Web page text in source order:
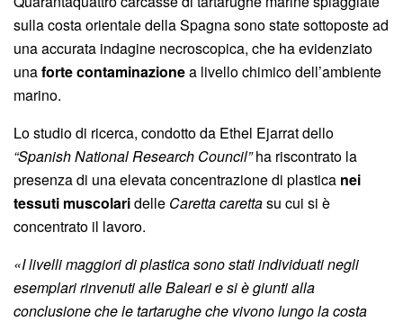
sulla costa orientale della Spagna sono state sottoposte ad
una accurata indagine necroscopica, che ha evidenziato
unaforte contaminazionea livello chimico dell’ambiente
marino.
Lo studio di ricerca, condotto da Ethel Ejarrat dello
“Spanish National Research Council”ha riscontrato la
presenza di una elevata concentrazione di plastica nei
tessuti muscolaridelle Caretta carettasu cui si è
concentrato il lavoro.
«I livelli maggiori di plastica sono stati individuati negli
esemplari rinvenuti alle Baleari e si è giunti alla
conclusione che le tartarughe che vivono lungo la costa